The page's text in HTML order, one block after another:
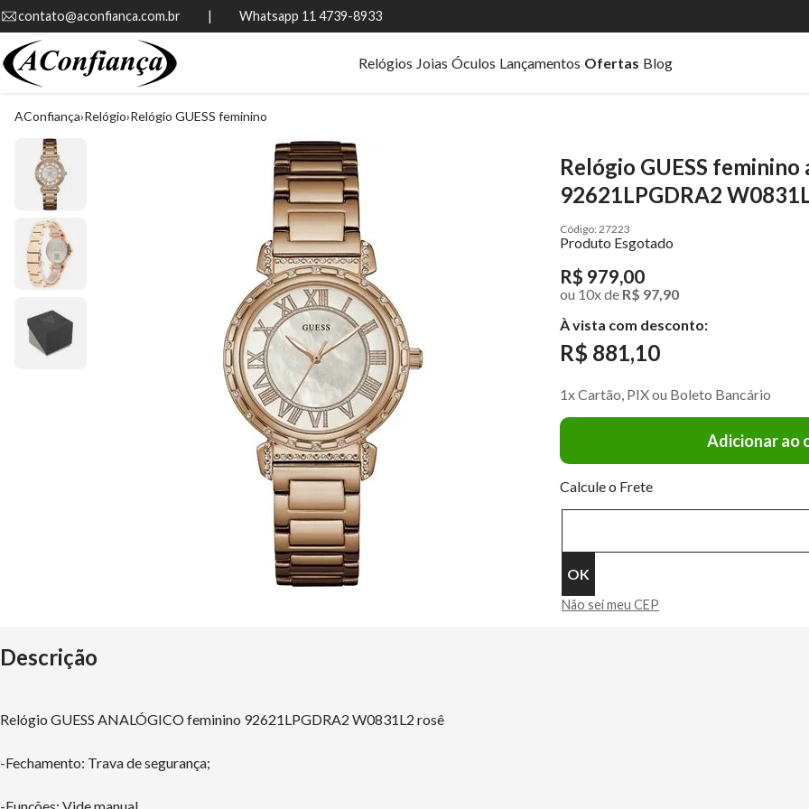
contato@aconfianca.com.br          |          Whatsapp 11 4739-8933
Relógios Joias Óculos Lançamentos Ofertas Blog
AConfiança Relógio Relógio GUESS feminino
Relógio GUESS
92621LPGDRA2
27223
Produto Esgotado
R$ 979,00
ou 10xde R$ 97,90
À vista com desconto:
R$ 881,10
1x Cartão, PIX ou Boleto Bancário
Adicionar ao
Calcule o Frete
Não sei meu CEP
Descrição
Relógio GUESS ANALÓGICO feminino 92621LPGDRA2 W0831L2 rosê
-Fechamento: Trava de segurança;